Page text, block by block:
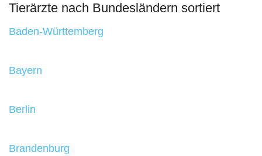
Tierärzte nach Bundesländern sortiert
Baden-Württemberg
Bayern
Berlin
Brandenburg